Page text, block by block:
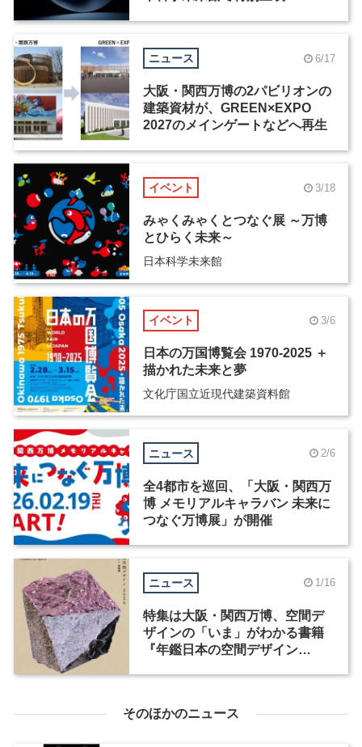
ニュース 6/17
大阪・関西万博の2パビリオンの
建築資材が、GREEN×EXPO
2027のメインゲートなどへ再生
イベント 3/18
みゃくみゃくとつなぐ展 ～万博
とひらく未来～
日本科学未来館
イベント 3/6
日本の万国博覧会 1970-2025 ＋
描かれた未来と夢
文化庁国立近現代建築資料館
ニュース 2/6
全4都市を巡回、「大阪・関西万
博 メモリアルキャラバン 未来に
つなぐ万博展」が開催
ニュース 1/16
特集は大阪・関西万博、空間デ
ザインの「いま」がわかる書籍
『年鑑日本の空間デザイン
そのほかのニュース